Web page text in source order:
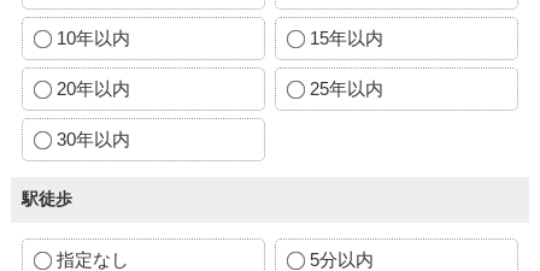
10年以内 15年以内
20年以内 25年以内
30年以内
駅徒歩
指定なし 5分以内